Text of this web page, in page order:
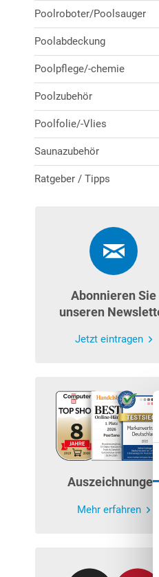
Poolroboter/Poolsauger
Poolabdeckung
Poolpflege/-chemie
Poolzubehör
Poolfolie/-Vlies
Saunazubehör
Ratgeber / Tipps
Abonnieren Sie
unseren
Jetzt eintragen
Auszeichnungen
Mehr erfahren